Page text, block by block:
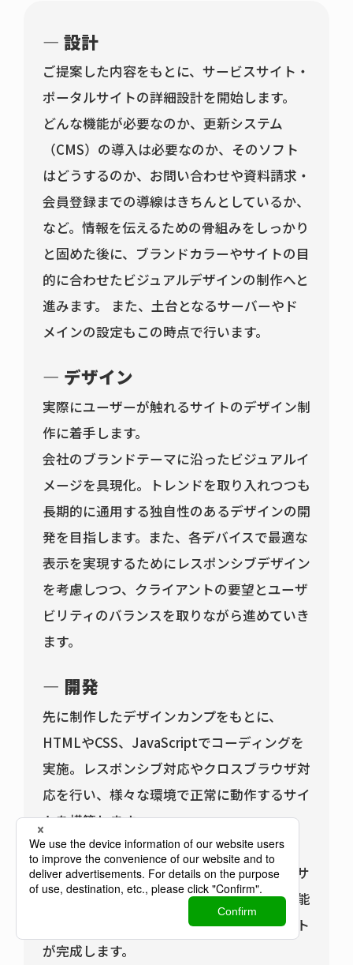
設計
ご提案した内容をもとに、サービスサイト・
ポータルサイトの詳細設計を開始します。
どんな機能が必要なのか、更新システム
（CMS）の導入は必要なのか、そのソフト
はどうするのか、お問い合わせや資料請求・
会員登録までの導線はきちんとしているか、
など。情報を伝えるための骨組みをしっかり
と固めた後に、ブランドカラーやサイトの目
的に合わせたビジュアルデザインの制作へと
進みます。 また、土台となるサーバーやド
メインの設定もこの時点で行います。
デザイン
実際にユーザーが触れるサイトのデザイン制
作に着手します。
会社のブランドテーマに沿ったビジュアルイ
メージを具現化。トレンドを取り入れつつも
長期的に通用する独自性のあるデザインの開
発を目指します。また、各デバイスで最適な
表示を実現するためにレスポンシブデザイン
を考慮しつつ、クライアントの要望とユーザ
ビリティのバランスを取りながら進めていき
ます。
開発
先に制作したデザインカンプをもとに、
HTMLやCSS、JavaScriptでコーディングを
実施。レスポンシブ対応やクロスブラウザ対
応を行い、様々な環境で正常に動作するサイ
トを構築します。
また、CMSの導入などに伴ってバックエン
ド開発では、データベース設計やサーバーサ
イドの処理を実装。動的なコンテンツや機能
を実現することで、更新性の高いWebサイト
が完成します。